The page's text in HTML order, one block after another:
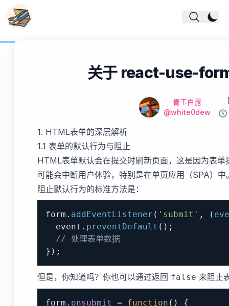
关于 react-use-
作者 Name
青玉白露
Github
@white0dew
1. HTML表单的深层解析
1.1 表单的默认行为与阻止
HTML表单默认会在提交时刷新页面，这是因为表
可能会中断用户体验，特别是在单页应用（SPA）中
阻止默认行为的标准方法是：
form . addEventListener ( 'submit' , (
  event
. preventDefault ( ) ;
// 处理表单数据
} ) ;
但是，你知道吗？你也可以通过返回 false 来阻止
form . onsubmit = function ( )
{